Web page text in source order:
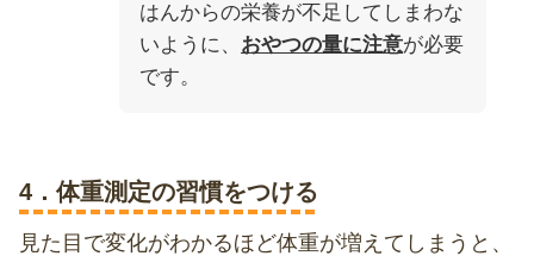
はんからの栄養が不足してしまわな
いように、 おやつの量に注意が必要
です。
4．体重測定の習慣をつける
見た目で変化がわかるほど体重が増えてしまうと、